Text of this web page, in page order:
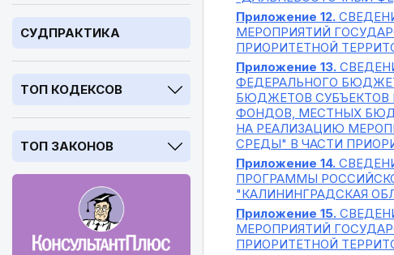
СУДПРАКТИКА
ТОП КОДЕКСОВ
ТОП ЗАКОНОВ
Приложение 12.
МЕРОПРИЯТИЙ
ПРИОРИТЕТНОЙ
Приложение 13.
ФЕДЕРАЛЬНОГО
БЮДЖЕТОВ СУБЪЕКТОВ
ФОНДОВ, МЕСТНЫХ
НА РЕАЛИЗАЦИЮ
СРЕДЫ" В ЧАСТИ
Приложение 14.
ПРОГРАММЫ
"КАЛИНИНГРАДСКАЯ
Приложение 15.
МЕРОПРИЯТИЙ
ПРИОРИТЕТНОЙ